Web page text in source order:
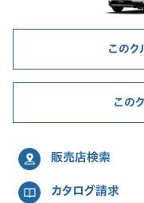
このク
この
販売店検索
カタログ請求